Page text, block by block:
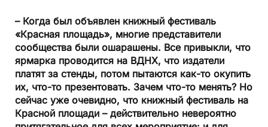
– Когда был объявлен книжный фестиваль
«Красная площадь», многие представители
сообщества были ошарашены. Все привыкли, что
ярмарка проводится на ВДНХ, что издатели
платят за стенды, потом пытаются как-то окупить
их, что-то презентовать. Зачем что-то менять? Но
сейчас уже очевидно, что книжный фестиваль на
Красной площади – действительно невероятно